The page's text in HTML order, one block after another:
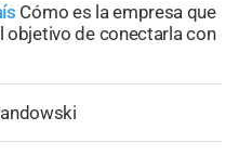
Cómo es la empresa que
objetivo de conectarla con